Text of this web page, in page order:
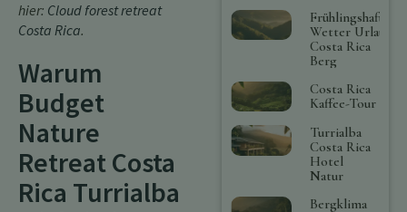
hier: Cloud forest retreat
Costa Rica.
Warum
Budget
Nature
Retreat Costa
Rica Turrialba
Frühlingshaftes
Wetter Urlaub
Costa Rica
Berg
Costa Rica
Kaffee-Tour
Turrialba
Costa Rica
Hotel
Natur
Bergklima